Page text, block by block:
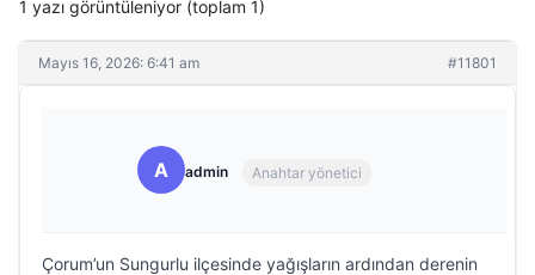
1 yazı görüntüleniyor (toplam 1)
Mayıs 16, 2026: 6:41 am #11801
A admin Anahtar yönetici
Çorum’un Sungurlu ilçesinde yağışların ardından derenin